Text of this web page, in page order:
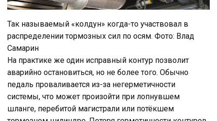
Так называемый «колдун» когда-то участвовал в
распределении тормозных сил по осям. Фото: Влад
Самарин
На практике же один исправный контур позволит
аварийно остановиться, но не более того. Обычно
педаль проваливается из-за негерметичности
системы, что может произойти при лопнувшем
шланге, перебитой магистрали или потёкшем